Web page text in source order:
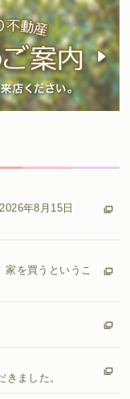
年8月15日
を買うというこ
ました。